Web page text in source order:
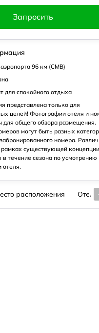
Запросить
96 км (CMB)
для спокойного отдыха
представлена только для
целей! Фотографии отеля и
для общего обзора размещения.
могут быть разных
номера.
рамках существующей
течение сезона по усмотрению
отеля.
расположения Отель